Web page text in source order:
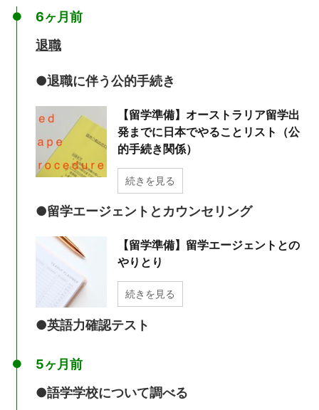
6ヶ月前
退職
●退職に伴う公的手続き
【留学準備】オーストラリア留学出
発までに日本でやることリスト（公
的手続き関係）
続きを見る
●留学エージェントとカウンセリング
【留学準備】留学エージェントとの
やりとり
続きを見る
●英語力確認テスト
5ヶ月前
●語学学校について調べる